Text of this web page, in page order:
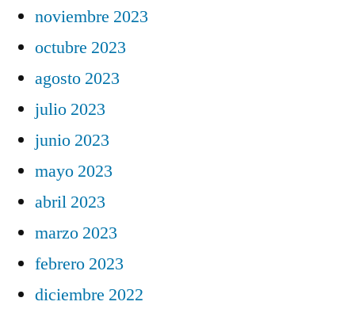
noviembre 2023
octubre 2023
agosto 2023
julio 2023
junio 2023
mayo 2023
abril 2023
marzo 2023
febrero 2023
diciembre 2022